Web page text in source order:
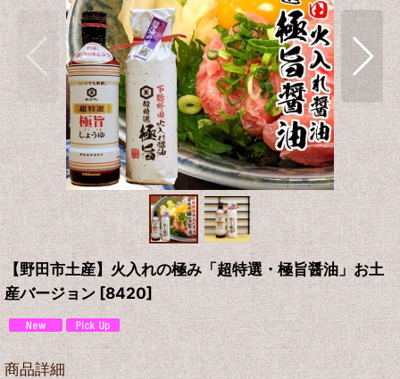
【野田市土産】火入れの極み「超特選・極旨醤油」お土
産バージョン [8420]
商品詳細